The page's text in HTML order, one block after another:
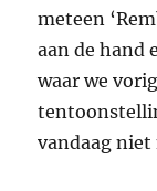
meteen
aan de hand
waar we
vandaag niet